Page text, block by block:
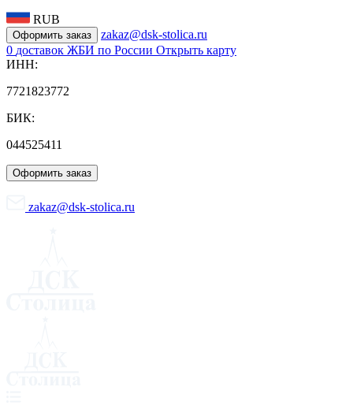
RUB
Оформить заказ
zakaz@dsk-stolica.ru
0 доставок ЖБИ по России Открыть карту
ИНН:
7721823772
БИК:
044525411
Оформить заказ
zakaz@dsk-stolica.ru